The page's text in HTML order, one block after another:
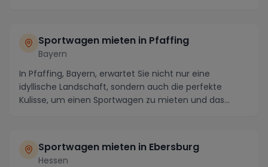
Sportwagen mieten in Pfaffing
Bayern
In Pfaffing, Bayern, erwartet Sie nicht nur eine
idyllische Landschaft, sondern auch die perfekte
Kulisse, um einen Sportwagen zu mieten und das
Sportwagen mieten in Ebersburg
Hessen